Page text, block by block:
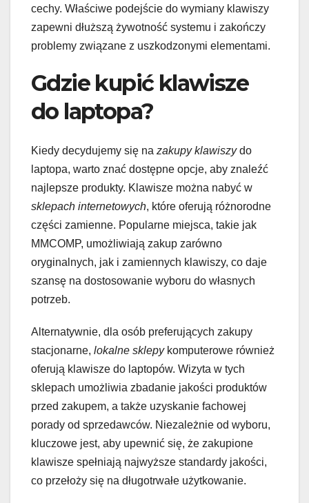
cechy. Właściwe podejście do wymiany klawiszy
zapewni dłuższą żywotność systemu i zakończy
problemy związane z uszkodzonymi elementami.
Gdzie kupić klawisze
do laptopa?
Kiedy decydujemy się na zakupy klawiszydo
laptopa, warto znać dostępne opcje, aby znaleźć
najlepsze produkty. Klawisze można nabyć w
sklepach internetowych, które oferują różnorodne
części zamienne. Popularne miejsca, takie jak
MMCOMP, umożliwiają zakup zarówno
oryginalnych, jak i zamiennych klawiszy, co daje
szansę na dostosowanie wyboru do własnych
potrzeb.
Alternatywnie, dla osób preferujących zakupy
stacjonarne, lokalne sklepykomputerowe również
oferują klawisze do laptopów. Wizyta w tych
sklepach umożliwia zbadanie jakości produktów
przed zakupem, a także uzyskanie fachowej
porady od sprzedawców. Niezależnie od wyboru,
kluczowe jest, aby upewnić się, że zakupione
klawisze spełniają najwyższe standardy jakości,
co przełoży się na długotrwałe użytkowanie.